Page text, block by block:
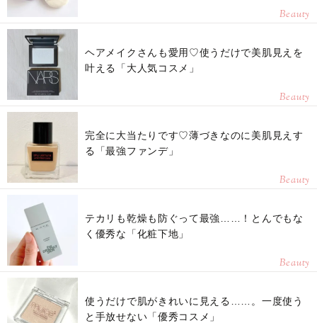
Beauty
ヘアメイクさんも愛用♡使うだけで美肌見えを
叶える「大人気コスメ」
Beauty
完全に大当たりです♡薄づきなのに美肌見えす
る「最強ファンデ」
Beauty
テカリも乾燥も防ぐって最強……！とんでもな
く優秀な「化粧下地」
Beauty
使うだけで肌がきれいに見える……。一度使う
と手放せない「優秀コスメ」